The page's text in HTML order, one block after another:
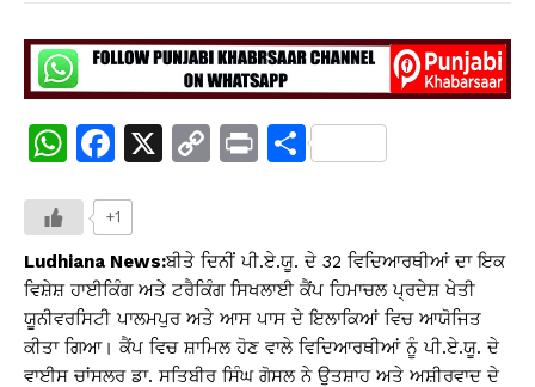
W
at
s
A
p
p
F
c
e
b
o
o
X
C
y
Li
n
k
Pr S
e
+1
Ludhiana News:ਬੀਤੇ ਦਿਨੀਂ ਪੀ.ਏ.ਯੂ. ਦੇ 32 ਵਿਦਿਆਰਥੀਆਂ ਦਾ ਇਕ
ਵਿਸ਼ੇਸ਼ ਹਾਈਕਿੰਗ ਅਤੇ ਟਰੈਕਿੰਗ ਸਿਖਲਾਈ ਕੈਂਪ ਹਿਮਾਚਲ ਪ੍ਰਦੇਸ਼ ਖੇਤੀ
ਯੂਨੀਵਰਸਿਟੀ ਪਾਲਮਪੁਰ ਅਤੇ ਆਸ ਪਾਸ ਦੇ ਇਲਾਕਿਆਂ ਵਿਚ ਆਯੋਜਿਤ
ਕੀਤਾ ਗਿਆ। ਕੈਂਪ ਵਿਚ ਸ਼ਾਮਿਲ ਹੋਣ ਵਾਲੇ ਵਿਦਿਆਰਥੀਆਂ ਨੂੰ ਪੀ.ਏ.ਯੂ. ਦੇ
ਵਾਈਸ ਚਾਂਸਲਰ ਡਾ. ਸਤਿਬੀਰ ਸਿੰਘ ਗੋਸਲ ਨੇ ਉਤਸ਼ਾਹ ਅਤੇ ਅਸ਼ੀਰਵਾਦ ਦੇ